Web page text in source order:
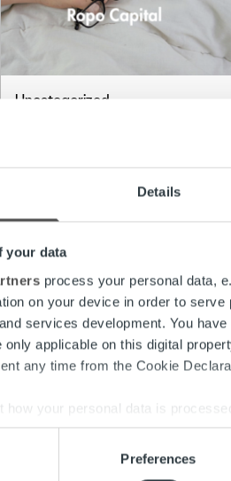
Details
your data
process your personal data,
on your device in order to
services development. You
applicable on this digital
any time from the Cookie
how your personal data is
content and ads, to
use of our site with our social
Preferences
Uncategorized
maksuvaikeuksia? Tee
maksujärjestelyt
Lue lisää
Search for: